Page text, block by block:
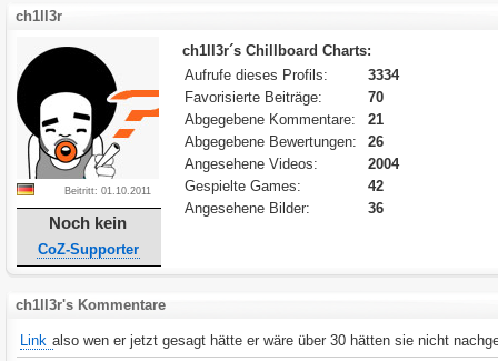
ch1ll3r
Beitritt: 01.10.2011
Noch kein
CoZ-Supporter
ch1ll3r´s Chillboard Charts:
Aufrufe dieses Profils:
3334
Favorisierte Beiträge:
70
Abgegebene Kommentare:
21
Abgegebene Bewertungen:
26
Angesehene Videos:
2004
Gespielte Games:
42
Angesehene Bilder:
36
ch1ll3r's Kommentare
Link also wen er jetzt gesagt hätte er wäre über 30 hätten sie nicht